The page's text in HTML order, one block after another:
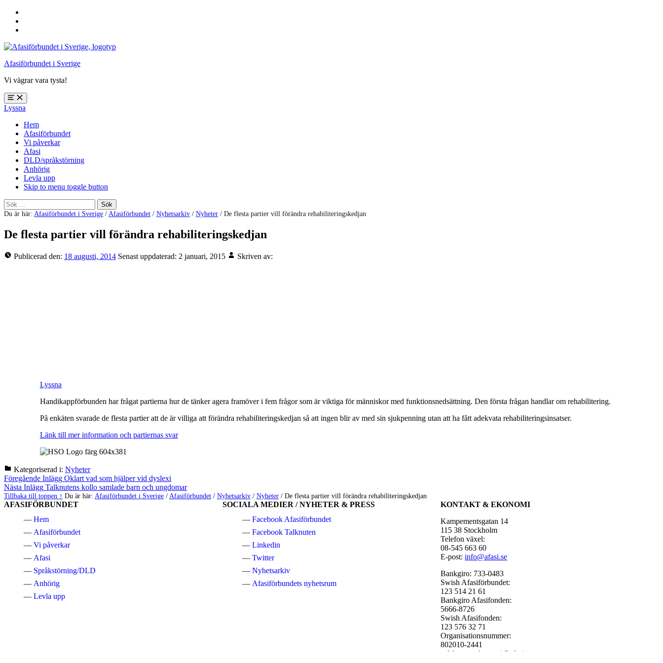
sidfoten
Afasiförbundet i Sverige
Vi vägrar vara tysta!
Öppna
meny:
%s
Lyssna
Hem
Afasiförbundet
Vi påverkar
Afasi
DLD/språkstörning
Anhörig
Levla upp
Skip to menu toggle button
Sök
efter:
Du är här: Afasiförbundet i Sverige /Afasiförbundet / Nyhetsarkiv / Nyheter / De flesta partier vill förändra rehabiliteringskedjan
De flesta partier vill förändra rehabiliteringskedjan
Publicerad den: 18 augusti, 2014 Senast uppdaterad: 2 januari, 2015 Skriven av:
Lyssna
Handikappförbunden har frågat partierna hur de tänker agera framöver i fem frågor som är viktiga för människor med funktionsnedsättning. Den första frågan handlar om rehabilitering.
På enkäten svarade de flesta partier att de är villiga att förändra rehabiliteringskedjan så att ingen blir av med sin sjukpenning utan att ha fått adekvata rehabiliteringsinsatser.
Länk till mer information och partiernas svar
Kategoriserad i: Nyheter
Hoppa
tillbaka
till
huvudnavigeringen
Inläggsnavigering
Föregående Inlägg Oklart vad som hjälper vid dyslexi
Nästa Inlägg Talknutens kollo samlade barn och ungdomar
Tillbaka till toppen ↑ Du är här: Afasiförbundet i Sverige /Afasiförbundet / Nyhetsarkiv / Nyheter / De flesta partier vill förändra rehabiliteringskedjan
AFASIFÖRBUNDET
Hem
Afasiförbundet
Vi påverkar
Afasi
Språkstörning/DLD
Anhörig
Levla upp
SOCIALA MEDIER / NYHETER & PRESS
Facebook Afasiförbundet
Facebook Talknuten
Linkedin
Twitter
Nyhetsarkiv
Afasiförbundets nyhetsrum
KONTAKT & EKONOMI
Kampementsgatan 14
115 38 Stockholm
Telefon växel:
08-545 663 60
E-post:info@afasi.se
Bankgiro: 733-0483
Swish Afasiförbundet:
123 514 21 61
Bankgiro Afasifonden:
5666-8726
Swish Afasifonden:
123 576 32 71
Organisationsnummer:
802010-2441
e-fakturor:
ekonomi@afasi.se